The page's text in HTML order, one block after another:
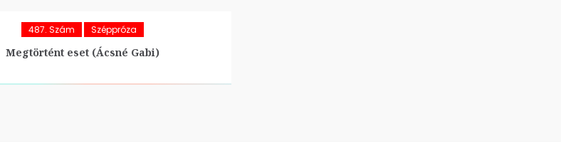
487. Szám Széppróza
Megtörtént eset (Ácsné Gabi)